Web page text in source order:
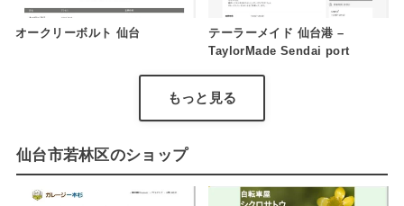
オークリーボルト 仙台
テーラーメイド 仙台港 –
TaylorMade Sendai port
もっと見る
仙台市若林区のショップ